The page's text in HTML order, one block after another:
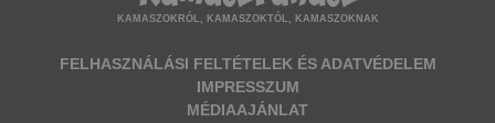
KAMASZOKRÓL, KAMASZOKTÓL, KAMASZOKNAK
FELHASZNÁLÁSI FELTÉTELEK ÉS ADATVÉDELEM
IMPRESSZUM
MÉDIAAJÁNLAT